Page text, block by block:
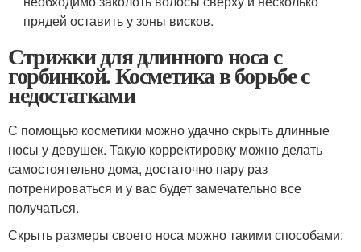
прядей оставить у зоны висков.
Стрижки для длинного носа с
горбинкой. Косметика в борьбе с
недостатками
С помощью косметики можно удачно скрыть длинные
носы у девушек. Такую корректировку можно делать
самостоятельно дома, достаточно пару раз
потренироваться и у вас будет замечательно все
получаться.
Скрыть размеры своего носа можно такими способами: